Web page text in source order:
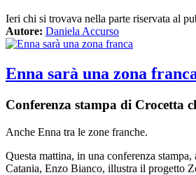
Ieri chi si trovava nella parte riservata al
Autore: Daniela Accurso
Enna sarà una zona
Conferenza stampa di Crocetta
Anche Enna tra le zone franche.
Questa mattina, in una conferenza
Catania, Enzo Bianco, illustra il progetto